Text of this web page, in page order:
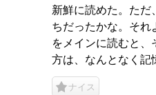
新鮮に読めた。ただ
ちだったかな。それ
をメインに読むと
方は、なんとなく記
ナイス